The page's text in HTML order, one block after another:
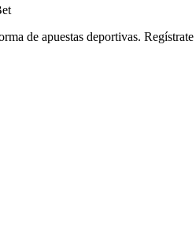
de apuestas deportivas.